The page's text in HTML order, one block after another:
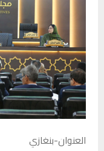
العنوان-بنغازي